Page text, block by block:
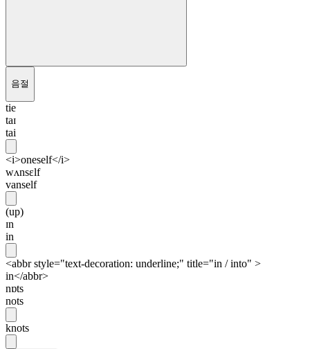
음절
tie
taɪ
tai
<i>oneself</i>
wʌnsɛlf
vanself
(up)
ɪn
in
<abbr style="text-decoration: underline;" title="in / into" >
in</abbr>
nɒts
nots
knots